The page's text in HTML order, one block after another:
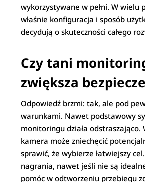
wykorzystywane w pełni. W wielu
właśnie konfiguracja i sposób
decydują o skuteczności całego
Czy tani
zwiększa
Odpowiedź brzmi: tak, ale pod
warunkami. Nawet podstawowy
monitoringu działa odstraszająco.
kamera może zniechęcić
sprawić, że wybierze łatwiejszy
nagrania, nawet jeśli nie są
pomóc w odtworzeniu przebiegu